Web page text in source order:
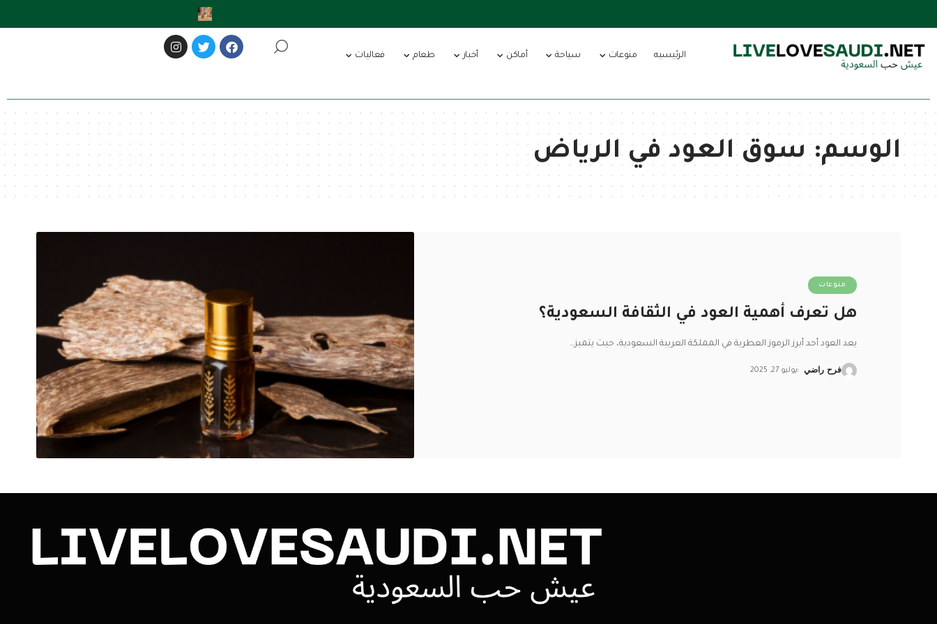
الرئيسيه منوعات سياحة أماكن أخبار طعام فعاليات
الوسم: سوق العود في الرياض
منوعات
هل تعرف أهمية العود في الثقافة السعودية؟
يعد العود أحد أبرز الرموز العطرية في المملكة العربية السعودية، حيث يتميز …
فرح راضي يوليو 27, 2025